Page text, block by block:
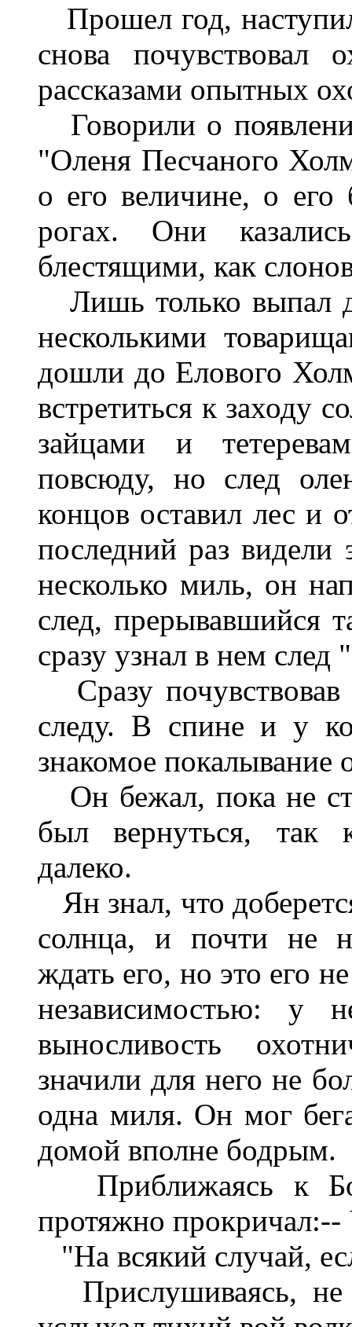
Прошел год,
снова почувствовал
рассказами опытных
Говорили о
"Оленя Песчаного
о его величине, о его
рогах. Они
блестящими, как
Лишь только выпал
несколькими
дошли до Елового
встретиться к заходу
зайцами и
повсюду, но след
концов оставил лес и
последний раз видели
несколько миль, он
след, прерывавшийся
сразу узнал в нем
Сразу
следу. В спине и у
знакомое покалывание
Он бежал, пока не
был вернуться, так
далеко.
Ян знал, что
солнца, и почти не
ждать его, но это его
независимостью: у
выносливость
значили для него не
одна миля. Он мог
домой вполне бодрым.
Приближаясь к
протяжно
"На всякий случай,
Прислушиваясь, не